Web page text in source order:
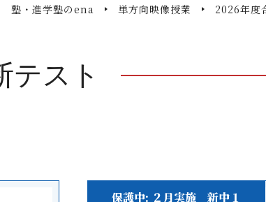
塾・進学塾のena 単方向映像授業 2026年度
テスト
保護中: ２月実施 新中１